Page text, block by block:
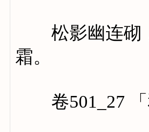
松影幽连砌，
霜。
卷501_27 「